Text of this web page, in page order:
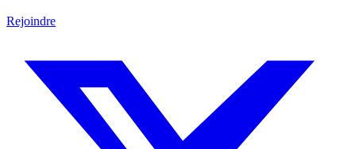
Rejoindre